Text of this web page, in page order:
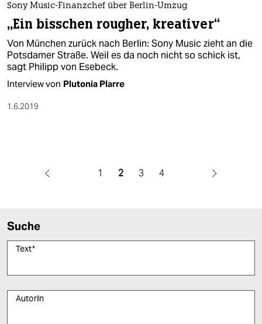
Sony Music-Finanzchef über Berlin-Umzug
„Ein bisschen rougher, kreativer“
Von München zurück nach Berlin: Sony Music zieht an die
Potsdamer Straße. Weil es da noch nicht so schick ist,
sagt Philipp von Esebeck.
Interview von Plutonia Plarre
1.6.2019
1 2 3 4
Suche
Text*
AutorIn